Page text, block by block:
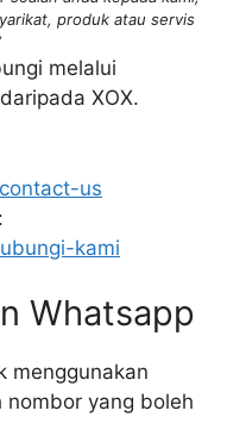
produk atau servis
melalui
XOX.
us
kami
Whatsapp
menggunakan
nombor yang boleh